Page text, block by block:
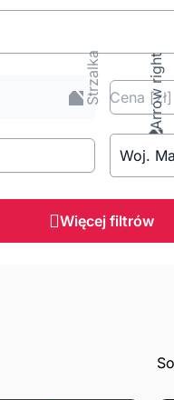
Cena [zł]
Woj.
Więcej filtrów